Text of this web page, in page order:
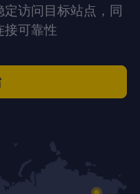
访问目标站点，同
接可靠性